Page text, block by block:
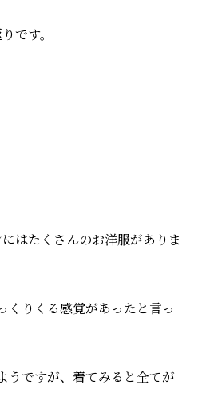
です。
はたくさんのお洋服がありま
くりくる感覚があったと言っ
うですが、着てみると全てが